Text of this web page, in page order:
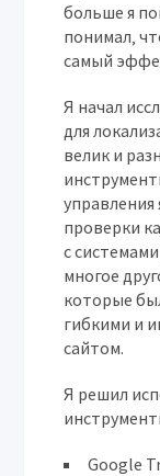
больше я
понимал‚
самый
Я начал
для
велик и
проверки
с
многое
которые
гибкими и
сайтом.
Я решил
Google